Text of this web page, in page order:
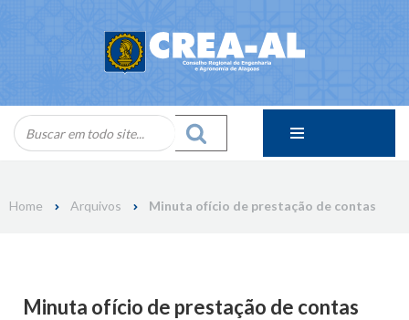
Home Arquivos Minuta ofício de prestação de contas
Minuta ofício de prestação de contas